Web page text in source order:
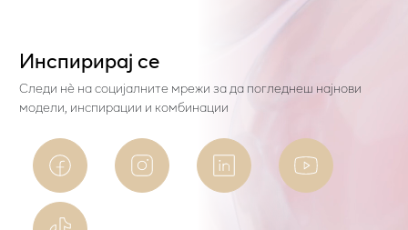
Инспирирај се
Следи нѐ на социјалните мрежи за да погледнеш најнови
модели, инспирации и комбинации